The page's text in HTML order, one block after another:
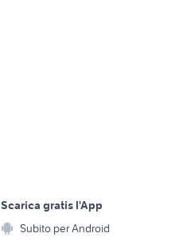
Biciclette
Scarica gratis l'App
Subito per Android